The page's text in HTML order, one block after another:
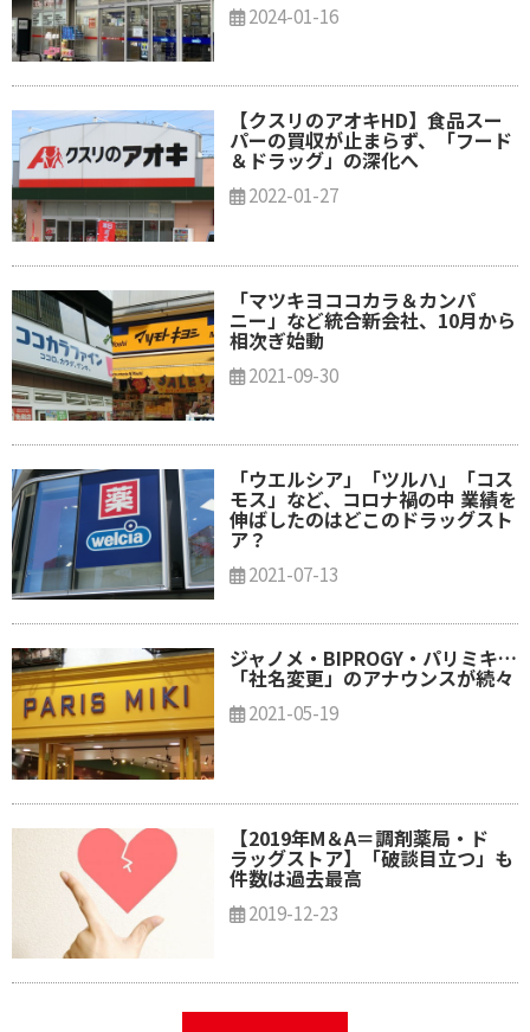
2024-01-16
【クスリのアオキHD】食品スー
パーの買収が止まらず、「フード
＆ドラッグ」の深化へ
2022-01-27
「マツキヨココカラ＆カンパ
ニー」など統合新会社、10月から
相次ぎ始動
2021-09-30
「ウエルシア」「ツルハ」「コス
モス」など、コロナ禍の中 業績を
伸ばしたのはどこのドラッグスト
ア？
2021-07-13
ジャノメ・BIPROGY・パリミキ…
「社名変更」のアナウンスが続々
2021-05-19
【2019年M＆A＝調剤薬局・ド
ラッグストア】「破談目立つ」も
件数は過去最高
2019-12-23